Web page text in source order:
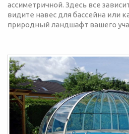
ассиметричной. Здесь все
видите навес для бассейна или
природный ландшафт вашего